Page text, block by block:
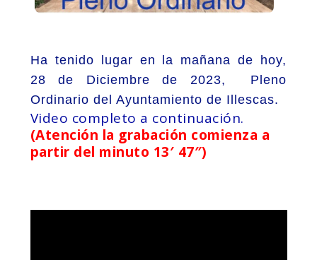
Ha tenido lugar en la mañana de hoy,
28 de Diciembre de 2023, Pleno
Ordinario del Ayuntamiento de Illescas.
Video completo a continuación.
(Atención la grabación comienza a
partir del minuto 13′ 47″)